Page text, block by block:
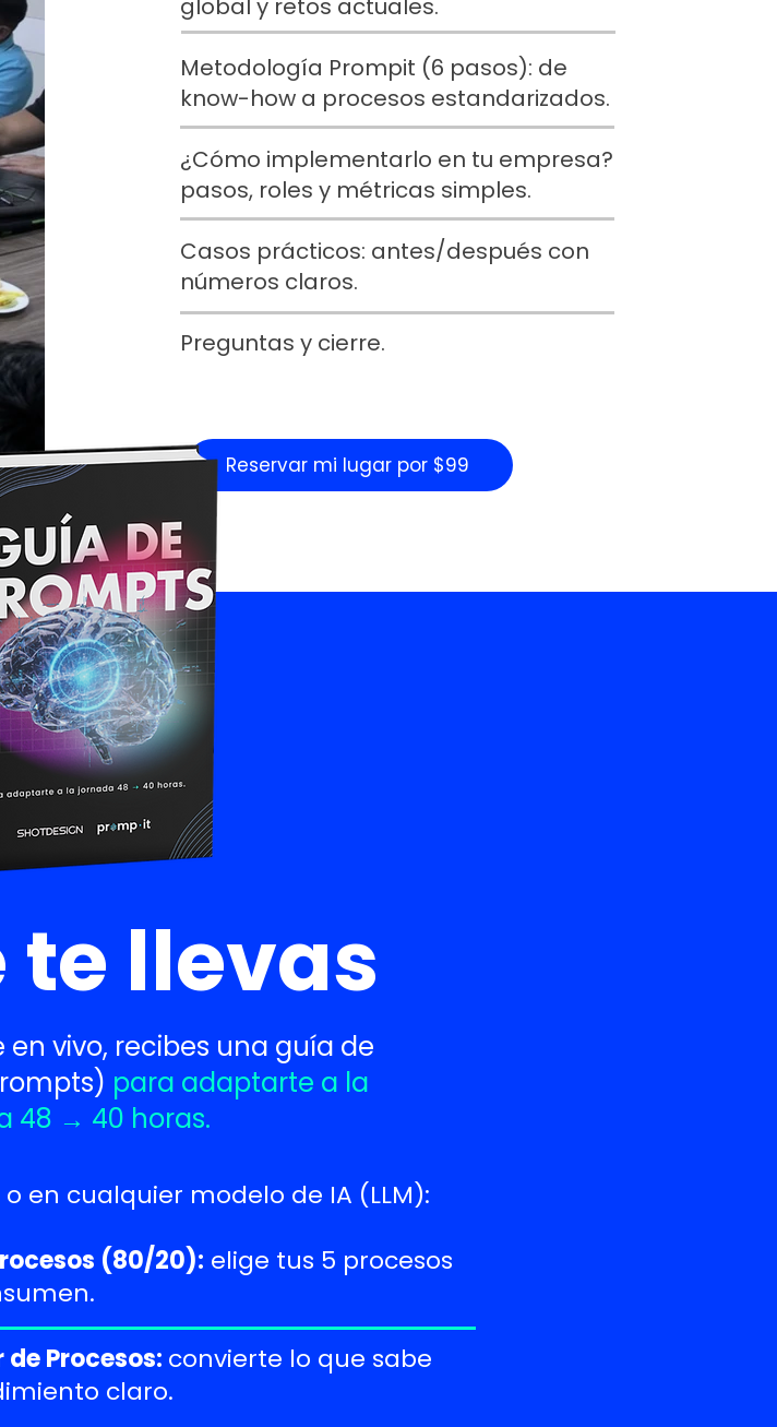
global y retos actuales.
Metodología Prompit (6 pasos): de
know-how a procesos estandarizados.
¿Cómo implementarlo en tu empresa?
pasos, roles y métricas simples.
Casos prácticos: antes/después con
números claros.
Preguntas y cierre.
Reservar mi lugar por $99
te llevas
vivo, recibes una guía de
para adaptarte a la
48 → 40 horas.
en cualquier modelo de IA (LLM):
(80/20): elige tus 5 procesos
Procesos: convierte lo que sabe
claro.